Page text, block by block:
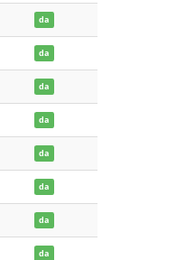
da
da
da
da
da
da
da
da